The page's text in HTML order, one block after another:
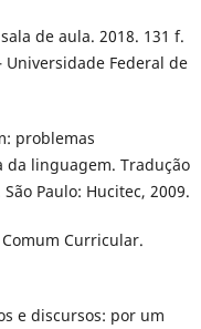
de aula. 2018. 131 f.
Universidade Federal de
problemas
da linguagem. Tradução
Paulo: Hucitec, 2009.
Curricular.
e discursos: por um